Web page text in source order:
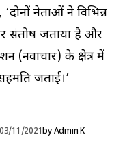
नेताओं ने विभिन्न
पर संतोष जताया है और
(नवाचार) के क्षेत्र में
जताई।’
03/11/2021byAdmin K